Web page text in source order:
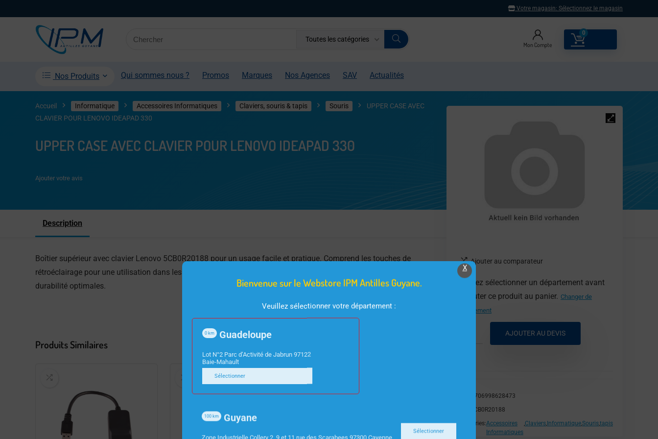
Votre magasin: Sélectionnez le magasin
Toutes les catégories
Mon Compte
0
Nos Produits Qui sommes nous ? Promos Marques Nos Agences SAV Actualités
Accueil Informatique Accessoires Informatiques Claviers, souris & tapis​ Souris
UPPER CASE AVEC
CLAVIER POUR LENOVO IDEAPAD 330
UPPER CASE AVEC CLAVIER POUR LENOVO IDEAPAD 330
Ajouter au comparateur
Veuillez sélectionner un département avant
d'ajouter ce produit au panier. Changer de
département
AJOUTER AU DEVIS
5706998628473
5CB0R20188
Catégories:Accessoires
Informatiques
Claviers InformatiqueSouristapis
Ajouter votre avis
Description
Boîtier supérieur avec clavier Lenovo 5CB0R20188 pour un usage facile et pratique. Comprend les touches de
rétroéclairage pour une utilisation dans les environnements sombres. Conçu pour une performance et une
durabilité optimales.
Produits Similaires
X
Bienvenue sur le Webstore IPM Antilles Guyane.
Veuillez sélectionner votre département :
Guadeloupe
0 km
Lot N°2 Parc d’Activité de Jabrun 97122
Baie-Mahault
Sélectionner
Guyane
100 km
Zone Industrielle Collery 2, 9 et 11 rue des Scarabees 97300 Cayenne
Sélectionner